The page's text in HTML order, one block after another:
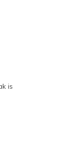
is